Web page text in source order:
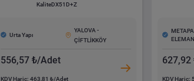
KaliteDX51D+Z
Urta Yapı
YALOVA -
ÇİFTLİKKÖY
556,57 ₺/Adet
KDV Hariç: 463,81 ₺/Adet KDV Hariç: